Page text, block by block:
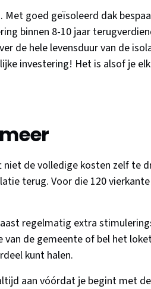
Met goed geïsoleerd dak
binnen 8-10 jaar
de hele levensduur van de
investering! Het is alsof je
de volledige kosten zelf te
terug. Voor die 120
regelmatig extra
van de gemeente of bel het
kunt halen.
aan vóórdat je begint met